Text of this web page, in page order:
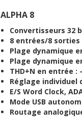
ALPHA 8
Convertisseurs 32
8 entrées/8
Plage dynamique
Plage dynamique
THD+N en entrée :
Réglage individuel
E/S Word Clock,
Mode USB
Routage